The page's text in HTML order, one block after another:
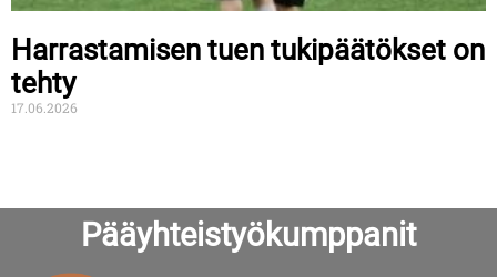
Harrastamisen tuen tukipäätökset on
tehty
17.06.2026
Pääyhteistyökumppanit